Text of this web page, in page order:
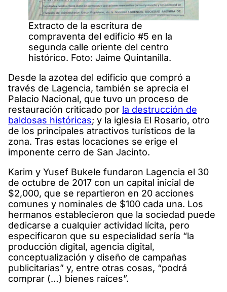
Extracto de la escritura de
compraventa del edificio #5 en la
segunda calle oriente del centro
histórico. Foto: Jaime Quintanilla.
Desde la azotea del edificio que compró a
través de Lagencia, también se aprecia el
Palacio Nacional, que tuvo un proceso de
restauración criticado por la destrucción de
baldosas históricas; y la iglesia El Rosario, otro
de los principales atractivos turísticos de la
zona. Tras estas locaciones se erige el
imponente cerro de San Jacinto.
Karim y Yusef Bukele fundaron Lagencia el 30
de octubre de 2017 con un capital inicial de
$2,000, que se repartieron en 20 acciones
comunes y nominales de $100 cada una. Los
hermanos establecieron que la sociedad puede
dedicarse a cualquier actividad lícita, pero
especificaron que su especialidad sería “la
producción digital, agencia digital,
conceptualización y diseño de campañas
publicitarias” y, entre otras cosas, “podrá
comprar (…) bienes raíces”.